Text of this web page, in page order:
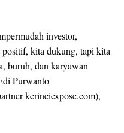
investor,
positif, kita dukung, tapi kita
buruh, dan karyawan
Purwanto
kerinciexpose.com),